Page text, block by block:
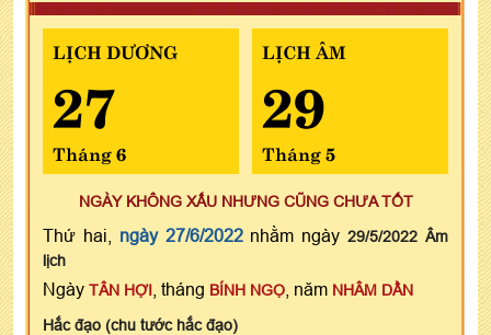
LỊCH DƯƠNG
27
Tháng 6
LỊCH ÂM
29
Tháng 5
NGÀY KHÔNG XẤU NHƯNG CŨNG CHƯA TỐT
Thứ hai, ngày 27/6/2022nhằm ngày29/5/2022 Âm
lịch
Ngày TÂN HỢI , tháng BÍNH NGỌ , năm NHÂM DẦN
Hắc đạo (chu tước hắc đạo)